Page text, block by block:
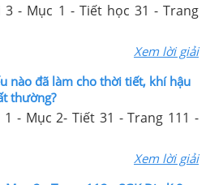
3 - Mục 1 - Tiết học 31 - Trang
Xem lời giải
nào đã làm cho thời tiết, khí hậu
thường?
- Mục 2- Tiết 31 - Trang 111 -
Xem lời giải